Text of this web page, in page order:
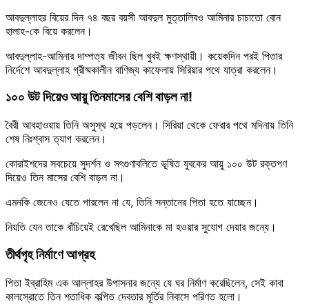
আবদুল্লাহর বিয়ের দিন ৭৪ বছর বয়সী আবদুল মুত্তালিবও আমিনার চাচাতো বোন
হালাহ-কে বিয়ে করলেন।
আবদুল্লাহ-আমিনার দাম্পত্য জীবন ছিল খুবই ক্ষণস্থায়ী। কয়েকদিন পরই পিতার
নির্দেশে আবদুল্লাহ গ্রীষ্মকালীন বাণিজ্য কাফেলায় সিরিয়ার পথে যাত্রা করলেন।
১০০ উট দিয়েও আয়ু তিনমাসের বেশি বাড়ল না!
বৈরী আবহাওয়ায় তিনি অসুস্থ হয়ে পড়লেন। সিরিয়া থেকে ফেরার পথে মদিনায় তিনি
শেষ নিঃশ্বাস ত্যাগ করলেন।
কোরাইশদের সবচেয়ে সুদর্শন ও সৎগুণাবলিতে ভূষিত যুবকের আয়ু ১০০ উট রক্তপণ
দিয়েও তিন মাসের বেশি বাড়ল না।
এমনকি জেনেও যেতে পারলেন না যে, তিনি সন্তানের পিতা হতে যাচ্ছেন।
নিয়তি যেন তাকে বাঁচিয়েই রেখেছিল আমিনাকে মা হওয়ার সুযোগ দেয়ার জন্যে।
তীর্থগৃহ নির্মাণে আগ্রহ
পিতা ইব্রাহিম এক আল্লাহর উপাসনার জন্যে যে ঘর নির্মাণ করেছিলেন, সেই কাবা
কালস্রোতে তিন শতাধিক কল্পিত দেবতার মূর্তির নিবাসে পরিণত হলো।